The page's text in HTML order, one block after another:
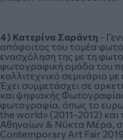
4) Κατερίνα Σαράντη -
απόφοιτος του τομέα
ενασχόληση της με τη
φωτογραφική ομάδα του
καλλιτεχνικό σεμινάριο
Έχει συμμετάσχει σε
και ψηφιακής
φωτογραφία, όπως το
the world» (2011-2012)
Αθηναίων & Νύκτα Μέρα,
Contemporary Art Fair